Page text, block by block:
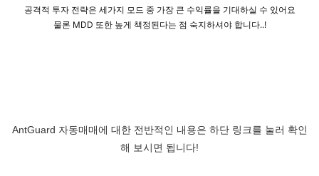
공격적 투자 전략은 세가지 모드 중 가장 큰 수익률을 기대하실 수 있어요
물론 MDD 또한 높게 책정된다는 점 숙지하셔야 합니다..!
AntGuard 자동매매에 대한 전반적인 내용은 하단 링크를 눌러 확인
해 보시면 됩니다!